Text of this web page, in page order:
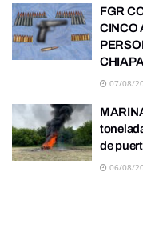
FGR
CINCO
07/08/
de
06/08/